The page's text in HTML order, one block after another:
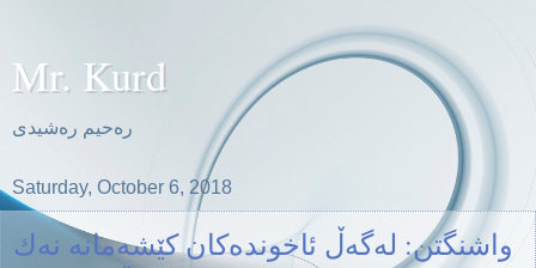
Mr. Kurd
ره‌حیم ره‌شیدی
Saturday, October 6, 2018
واشنگتن: له‌گه‌ڵ ئاخونده‌كان كێشه‌مانه‌ نه‌ك